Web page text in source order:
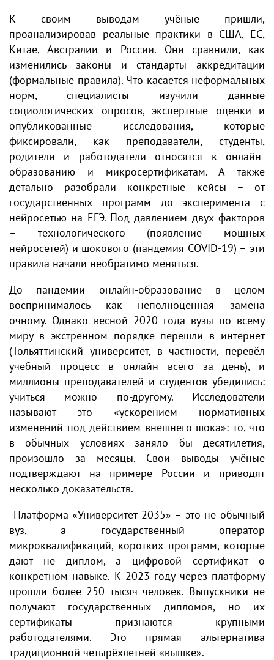
К своим выводам учёные пришли,
проанализировав реальные практики в США, ЕС,
Китае, Австралии и России. Они сравнили, как
изменились законы и стандарты аккредитации
(формальные правила). Что касается неформальных
норм, специалисты изучили данные
социологических опросов, экспертные оценки и
опубликованные исследования, которые
фиксировали, как преподаватели, студенты,
родители и работодатели относятся к онлайн-
образованию и микросертификатам. А также
детально разобрали конкретные кейсы – от
государственных программ до эксперимента с
нейросетью на ЕГЭ. Под давлением двух факторов
– технологического (появление мощных
нейросетей) и шокового (пандемия COVID-19) – эти
правила начали необратимо меняться.
До пандемии онлайн-образование в целом
воспринималось как неполноценная замена
очному. Однако весной 2020 года вузы по всему
миру в экстренном порядке перешли в интернет
(Тольяттинский университет, в частности, перевёл
учебный процесс в онлайн всего за день), и
миллионы преподавателей и студентов убедились:
учиться можно по-другому. Исследователи
называют это «ускорением нормативных
изменений под действием внешнего шока»: то, что
в обычных условиях заняло бы десятилетия,
произошло за месяцы. Свои выводы учёные
подтверждают на примере России и приводят
несколько доказательств.
Платформа «Университет 2035» – это не обычный
вуз, а государственный оператор
микроквалификаций, коротких программ, которые
дают не диплом, а цифровой сертификат о
конкретном навыке. К 2023 году через платформу
прошли более 250 тысяч человек. Выпускники не
получают государственных дипломов, но их
сертификаты признаются крупными
работодателями. Это прямая альтернатива
традиционной четырёхлетней «вышке».